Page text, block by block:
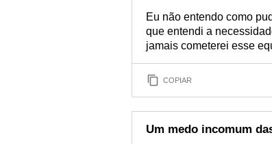
Eu não entendo como
que entendi a
jamais cometerei esse
COPIAR
Um medo incomum